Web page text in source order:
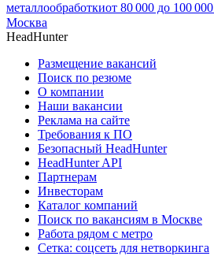
металлообработкиот 80 000 до 100 000
Москва
HeadHunter
Размещение вакансий
Поиск по резюме
О компании
Наши вакансии
Реклама на сайте
Требования к ПО
Безопасный HeadHunter
HeadHunter API
Партнерам
Инвесторам
Каталог компаний
Поиск по вакансиям в Москве
Работа рядом с метро
Сетка: соцсеть для нетворкинга